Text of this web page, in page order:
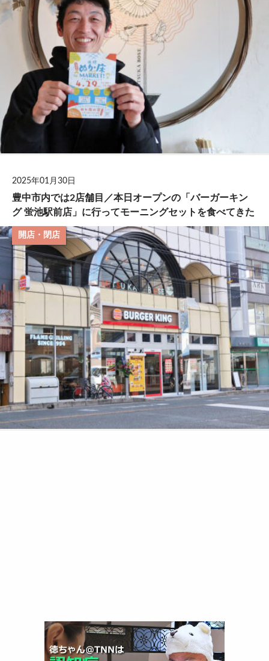
2025年01月30日
豊中市内では2店舗目／本日オープンの「バーガーキン
グ 蛍池駅前店」に行ってモーニングセットを食べてきた
開店・閉店